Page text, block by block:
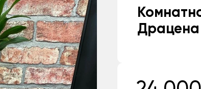
Драцена